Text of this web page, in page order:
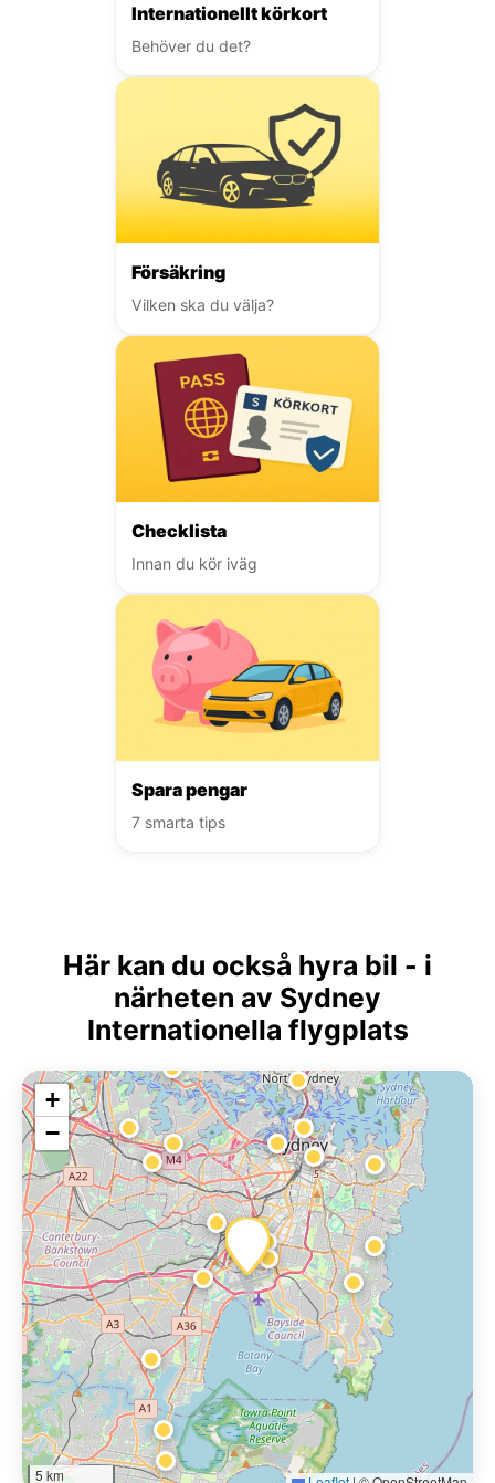
Internationellt körkort
Behöver du det?
Försäkring
Vilken ska du välja?
Checklista
Innan du kör iväg
Spara pengar
7 smarta tips
Här kan du också hyra bil - i
närheten av Sydney
Internationella flygplats
+
−
5 km